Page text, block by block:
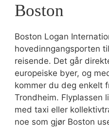
Boston
Boston Logan
hovedinngangsporten
reisende. Det går
europeiske byer, og
kommer du deg enkelt
Trondheim. Flyplassen
med taxi eller
noe som gjør Boston